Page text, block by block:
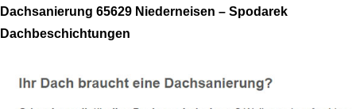
Dachsanierung 65629 Niederneisen – Spodarek
Dachbeschichtungen